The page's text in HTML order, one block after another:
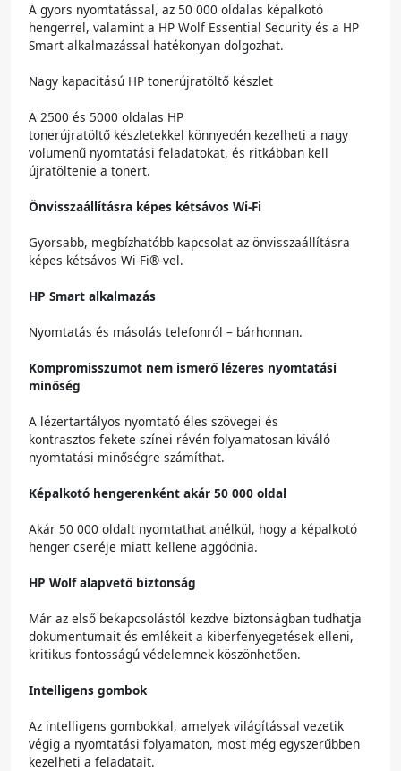
A gyors nyomtatással, az 50 000 oldalas képalkotó
hengerrel, valamint a HP Wolf Essential Security és a HP
Smart alkalmazással hatékonyan dolgozhat.
Nagy kapacitású HP tonerújratöltő készlet
A 2500 és 5000 oldalas HP
tonerújratöltő készletekkel könnyedén kezelheti a nagy
volumenű nyomtatási feladatokat, és ritkábban kell
újratöltenie a tonert.
Önvisszaállításra képes kétsávos Wi-Fi
Gyorsabb, megbízhatóbb kapcsolat az önvisszaállításra
képes kétsávos Wi-Fi®-vel.
HP Smart alkalmazás
Nyomtatás és másolás telefonról – bárhonnan.
Kompromisszumot nem ismerő lézeres nyomtatási
minőség
A lézertartályos nyomtató éles szövegei és
kontrasztos fekete színei révén folyamatosan kiváló
nyomtatási minőségre számíthat.
Képalkotó hengerenként akár 50 000 oldal
Akár 50 000 oldalt nyomtathat anélkül, hogy a képalkotó
henger cseréje miatt kellene aggódnia.
HP Wolf alapvető biztonság
Már az első bekapcsolástól kezdve biztonságban tudhatja
dokumentumait és emlékeit a kiberfenyegetések elleni,
kritikus fontosságú védelemnek köszönhetően.
Intelligens gombok
Az intelligens gombokkal, amelyek világítással vezetik
végig a nyomtatási folyamaton, most még egyszerűbben
kezelheti a feladatait.